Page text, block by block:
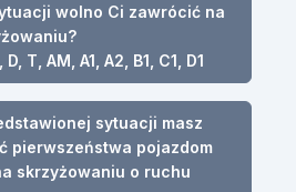
wolno Ci zawrócić na
T, AM, A1, A2, B1, C1, D1
sytuacji masz
pierwszeństwa pojazdom
skrzyżowaniu o ruchu